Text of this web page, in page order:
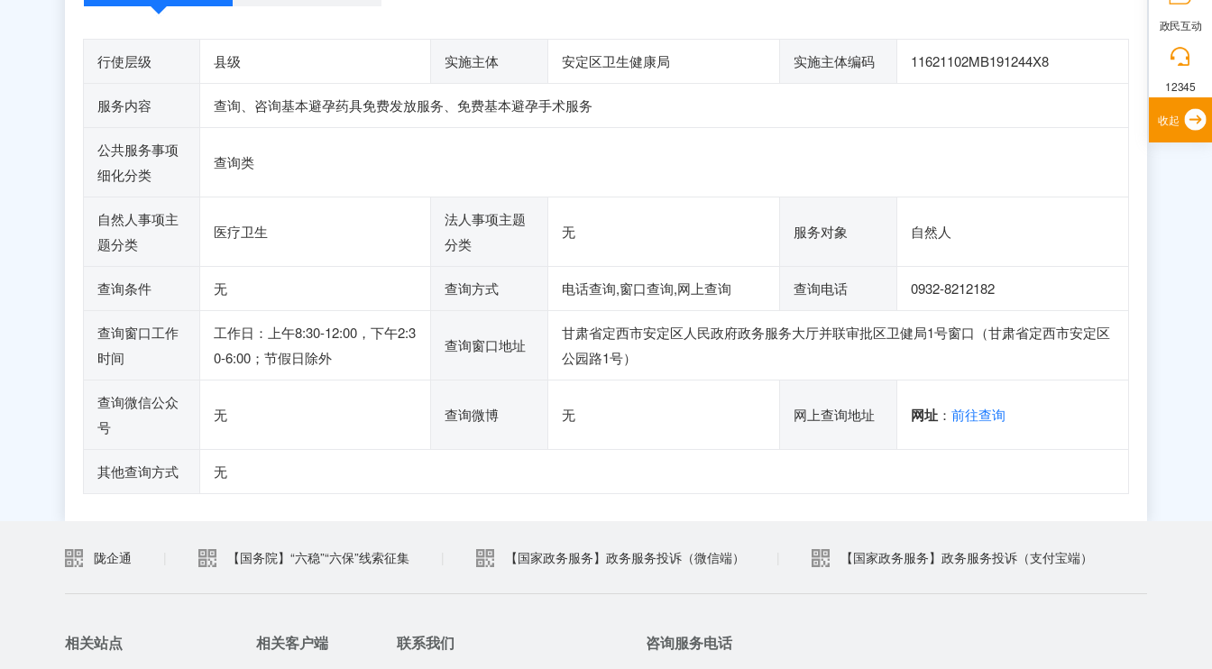
行使层级 县级 实施主体 安定区卫生健康局 实施主体编码 11621102MB191244X8
服务内容 查询、咨询基本避孕药具免费发放服务、免费基本避孕手术服务
公共服务事项
细化分类
查询类
自然人事项主
题分类
医疗卫生
法人事项主题
分类
无 服务对象 自然人
查询条件 无 查询方式 电话查询,窗口查询,网上查询 查询电话 0932-8212182
查询窗口工作
时间
工作日：上午8:30-12:00，下午2:3
0-6:00；节假日除外
查询窗口地址
甘肃省定西市安定区人民政府政务服务大厅并联审批区卫健局1号窗口（甘肃省定西市安定区
公园路1号）
查询微信公众
号
无 查询微博 无 网上查询地址 网址 ： 前往查询
其他查询方式 无
陇企通 【国务院】“六稳”“六保”线索征集 【国家政务服务】政务服务投诉（微信端） 【国家政务服务】政务服务投诉（支付宝端）
相关站点 相关客户端 联系我们 咨询服务电话
政民互动
12345
收起